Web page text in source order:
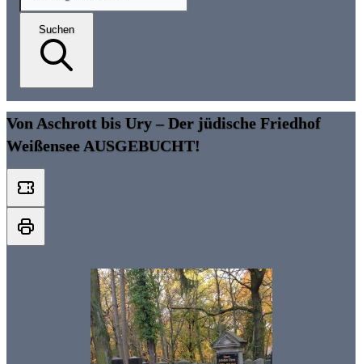
Suchen
Von Aschrott bis Ury – Der jüdische Friedhof
Weißensee AUSGEBUCHT!